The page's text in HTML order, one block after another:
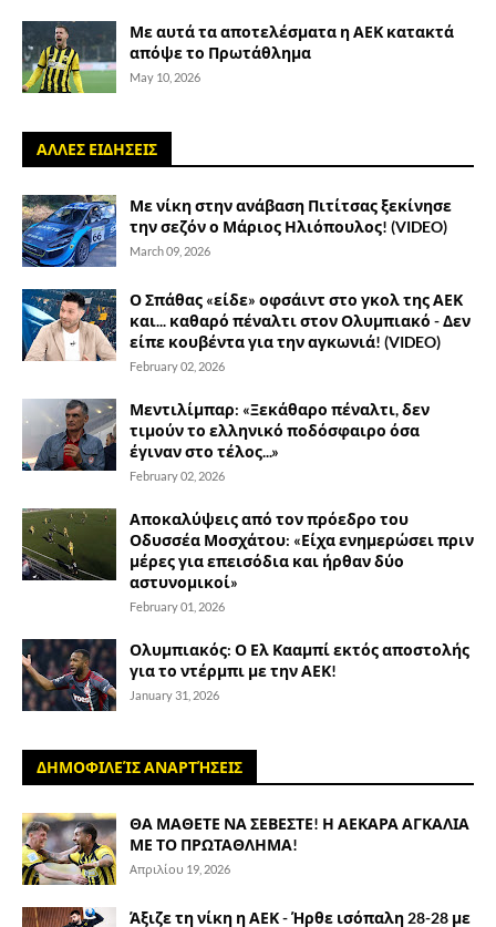
Με αυτά τα αποτελέσματα η ΑΕΚ κατακτά
απόψε το Πρωτάθλημα
May 10, 2026
ΑΛΛΕΣ ΕΙΔΗΣΕΙΣ
Με νίκη στην ανάβαση Πιτίτσας ξεκίνησε
την σεζόν ο Μάριος Ηλιόπουλος! (VIDEO)
March 09, 2026
Ο Σπάθας «είδε» οφσάιντ στο γκολ της ΑΕΚ
και... καθαρό πέναλτι στον Ολυμπιακό - Δεν
είπε κουβέντα για την αγκωνιά! (VIDEO)
February 02, 2026
Μεντιλίμπαρ: «Ξεκάθαρο πέναλτι, δεν
τιμούν το ελληνικό ποδόσφαιρο όσα
έγιναν στο τέλος...»
February 02, 2026
Αποκαλύψεις από τον πρόεδρο του
Οδυσσέα Μοσχάτου: «Είχα ενημερώσει πριν
μέρες για επεισόδια και ήρθαν δύο
αστυνομικοί»
February 01, 2026
Ολυμπιακός: Ο Ελ Κααμπί εκτός αποστολής
για το ντέρμπι με την ΑΕΚ!
January 31, 2026
ΔΗΜΟΦΙΛΕΊΣ ΑΝΑΡΤΉΣΕΙΣ
ΘΑ ΜΑΘΕΤΕ ΝΑ ΣΕΒΕΣΤΕ! Η ΑΕΚΑΡΑ ΑΓΚΑΛΙΑ
ΜΕ ΤΟ ΠΡΩΤΑΘΛΗΜΑ!
Απριλίου 19, 2026
Άξιζε τη νίκη η ΑΕΚ - Ήρθε ισόπαλη 28-28 με